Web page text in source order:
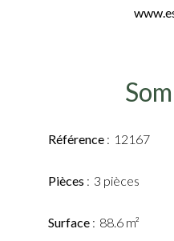
Référence 12167
Pièces 3 pièces
Surface 88.6 m²